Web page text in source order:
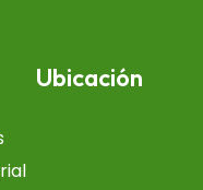
Ubicación